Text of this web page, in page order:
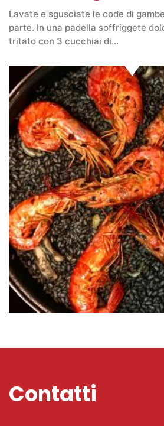
Lavate e sgusciate le code di
parte. In una padella soffriggete
tritato con 3 cucchiai di…
Contatti